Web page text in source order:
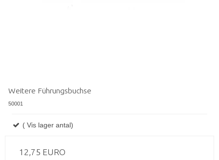
Weitere Führungsbuchse
50001
( Vis lager antal)
12,75 EURO